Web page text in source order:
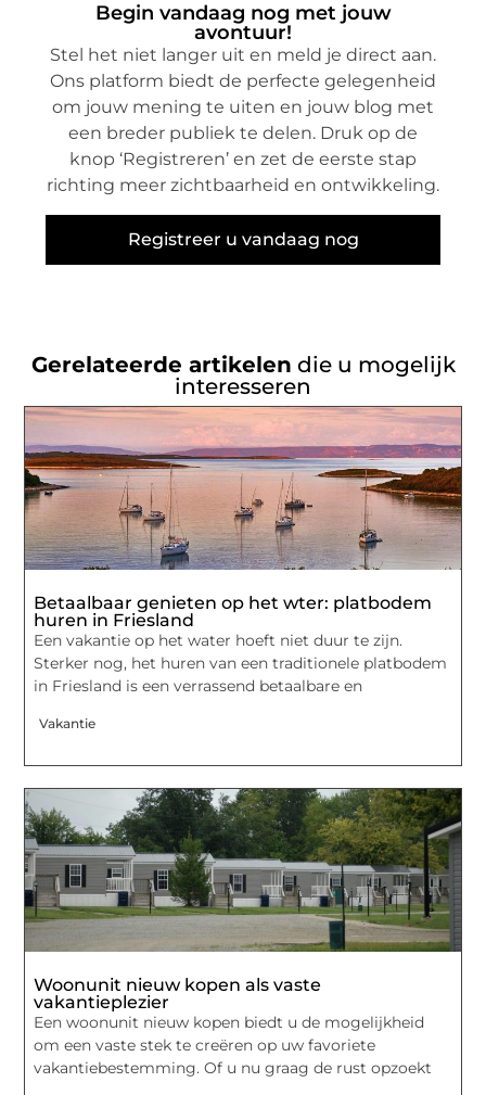
Begin vandaag nog met jouw
avontuur!
Stel het niet langer uit en meld je direct aan.
Ons platform biedt de perfecte gelegenheid
om jouw mening te uiten en jouw blog met
een breder publiek te delen. Druk op de
knop ‘Registreren’ en zet de eerste stap
richting meer zichtbaarheid en ontwikkeling.
Registreer u vandaag nog
Gerelateerde artikelen die u mogelijk
interesseren
Betaalbaar genieten op het wter: platbodem
huren in Friesland
Een vakantie op het water hoeft niet duur te zijn.
Sterker nog, het huren van een traditionele platbodem
in Friesland is een verrassend betaalbare en
Vakantie
Woonunit nieuw kopen als vaste
vakantieplezier
Een woonunit nieuw kopen biedt u de mogelijkheid
om een vaste stek te creëren op uw favoriete
vakantiebestemming. Of u nu graag de rust opzoekt